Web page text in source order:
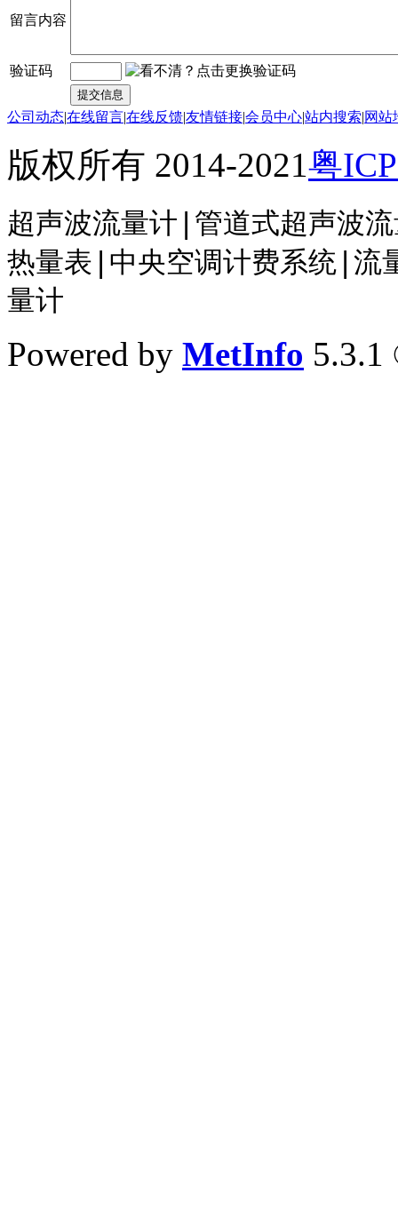
留言内容
验证码
公司动态|在线留言|在线反馈|友情链接|会员中心|站内搜索|网站
版权所有 2014-2021粤
超声波流量计|管道式超声波
热量表 |中央空调计费系统 流
量计
Powered by MetInfo